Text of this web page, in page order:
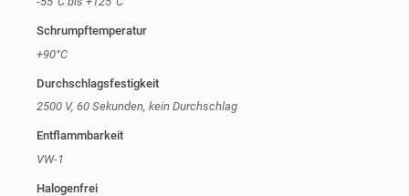
Schrumpftemperatur
+90°C
Durchschlagsfestigkeit
2500 V, 60 Sekunden, kein Durchschlag
Entflammbarkeit
VW-1
Halogenfrei